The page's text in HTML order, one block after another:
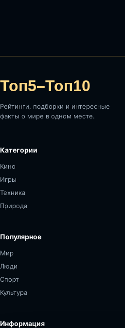
Топ5–Топ10
Рейтинги, подборки и интересные
факты о мире в одном месте.
Категории
Кино
Игры
Техника
Природа
Популярное
Мир
Люди
Спорт
Культура
Информация